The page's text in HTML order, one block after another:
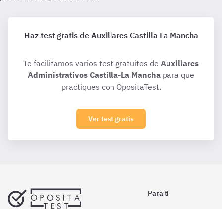
Haz test gratis de Auxiliares Castilla La Mancha
Te facilitamos varios test gratuitos de Auxiliares
Administrativos Castilla-La Mancha para que
practiques con OpositaTest.
Ver test gratis
Para ti